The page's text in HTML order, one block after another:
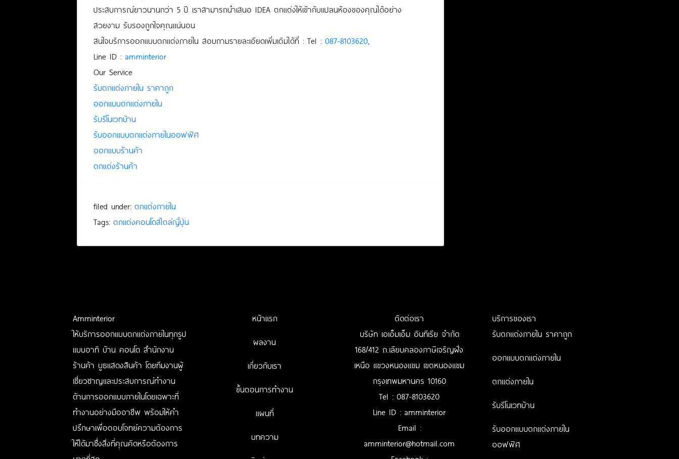
ประสบการณ์ยาวนานกว่า 5 ปี เราสามารถนำเสนอ IDEA ตกแต่งให้เข้ากับแปลนห้องของคุณได้อย่าง
สวยงาม รับรองถูกใจคุณแน่นอน
สนใจบริการออกแบบตกแต่งภายใน สอบถามรายละเอียดเพิ่มเติมได้ที่ : Tel : 087-8103620
Line ID : amminterior
Our Service
รับตกแต่งภายใน ราคาถูก
ออกแบบตกแต่งภายใน
รับรีโนเวทบ้าน
รับออกแบบตกแต่งภายในออฟฟิศ
ออกแบบร้านค้า
ตกแต่งร้านค้า
filed under: ตกแต่งภายใน
Tags: ตกแต่งคอนโดสไตล์ญี่ปุ่น
Amminterior
ให้บริการออกแบบตกแต่งภายในทุกรูป
แบบอาทิ บ้าน คอนโด สำนักงาน
ร้านค้า บูธแสดงสินค้า โดยทีมงานผู้
เชี่ยวชาญและประสบการณ์ทำงาน
ด้านการออกแบบภายในโดยเฉพาะที่
ทำงานอย่างมืออาชีพ พร้อมให้คำ
ปรึกษาเพื่อตอบโจทย์ความต้องการ
ให้ได้มาซึ่งสิ่งที่คุณคิดหรือต้องการ
หน้าแรก
ผลงาน
เกี่ยวกับเรา
ขั้นตอนการทำงาน
แผนที่
บทความ
ติดต่อเรา
บริษัท เอเอ็มเอ็ม อินทีเรีย จำกัด
168/412 ถ.เลียบคลองภาษีเจริญฝั่ง
เหนือ แขวงหนองแขม เขตหนองแขม
กรุงเทพมหานคร 10160
Tel :087-8103620
Line ID : amminterior
Email :
amminterior@hotmail.com
บริการของเรา
รับตกแต่งภายใน ราคาถูก
ออกแบบตกแต่งภายใน
ตกแต่งภายใน
รับรีโนเวทบ้าน
รับออกแบบตกแต่งภายใน
ออฟฟิศ